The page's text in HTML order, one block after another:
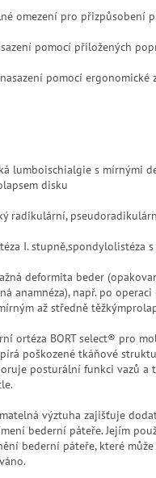
omezení pro přizpůsobení
pomocí přiložených
pomocí ergonomické
lumboischialgie s mírnými
disku
radikulární,
I. stupně,spondylolistéza
deformita beder
anamnéza), např. po
až středně
ortéza BORT select® pro
poškozené tkáňové
posturální funkci vazů a
výztuha zajišťuje
bederní páteře. Jejím
bederní páteře, které